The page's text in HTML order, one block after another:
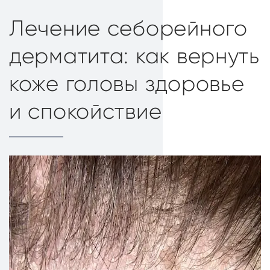
Лечение себорейного
дерматита: как вернуть
коже головы здоровье
и спокойствие